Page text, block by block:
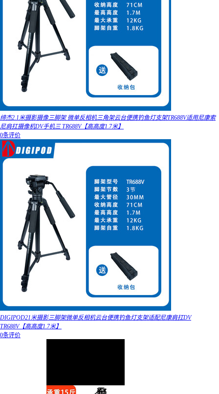
缔杰2.1米摄影摄像三脚架 微单反相机三角架云台便携钓鱼灯支架TR688V适用尼康索
尼肩扛摄像机DV手机三 TR688V【高高度1.7米】
0条评价
DIGIPOD21米摄影三脚架微单反相机云台便携钓鱼灯支架适配尼康肩扛DV
TR688V【高高度1.7米】
0条评价